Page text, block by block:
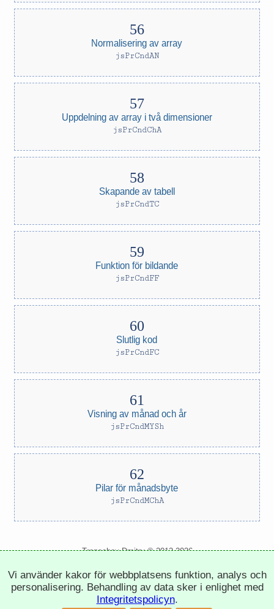
Normalisering av array
jsPrCndAN
Uppdelning av array i två dimensioner
jsPrCndChA
Skapande av tabell
jsPrCndTC
Funktion för bildande
jsPrCndFF
Slutlig kod
jsPrCndFC
Visning av månad och år
jsPrCndMYSh
Pilar för månadsbyte
jsPrCndMChA
Trepachev Dmitry © 2012-2026
integritetspolicy inställningar för cookies
Vi använder kakor för webbplatsens funktion, analys och
personalisering. Behandling av data sker i enlighet med
Integritetspolicyn.